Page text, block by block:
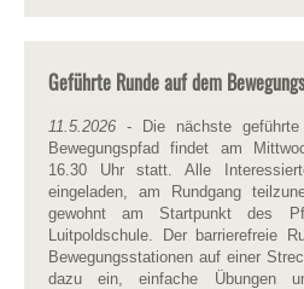
Geführte Runde auf dem
11.5.2026 - Die nächste
Bewegungspfad findet am
16.30 Uhr statt. Alle
eingeladen, am Rundgang
gewohnt am Startpunkt des
Luitpoldschule. Der barrierefreie
Bewegungsstationen auf einer
dazu ein, einfache Übungen